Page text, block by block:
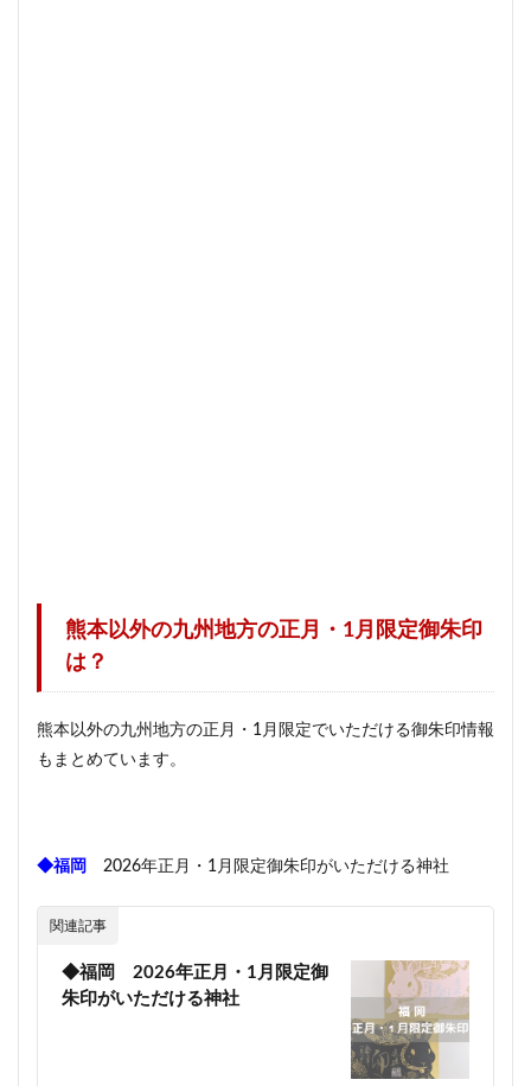
熊本以外の九州地方の正月・1月 限定御朱印
は？
熊本以外の九州地方の正月・1月限定でいただける御朱印情報
もまとめています。
◆福岡 2026年正月・1月限定御朱印がいただける神社
関連記事
◆福岡 2026年正月・1月限定御
朱印がいただける神社